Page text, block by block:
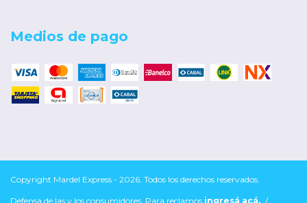
Medios de pago
Copyright Mardel Express - 2026. Todos los derechos reservados.
Defensa de las y los consumidores. Para reclamos ingresá acá. /